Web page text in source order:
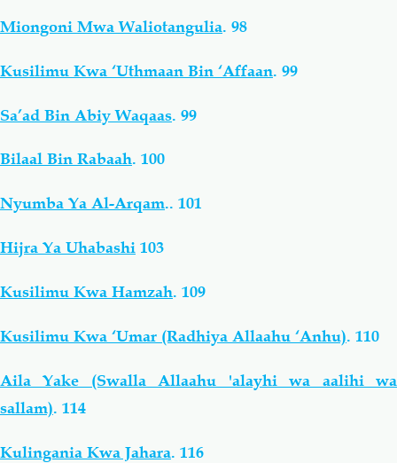
Miongoni Mwa Waliotangulia. 98
Kusilimu Kwa ‘Uthmaan Bin ‘Affaan. 99
Sa’ad Bin Abiy Waqaas. 99
Bilaal Bin Rabaah. 100
Nyumba Ya Al-Arqam.. 101
Hijra Ya Uhabashi 103
Kusilimu Kwa Hamzah. 109
Kusilimu Kwa ‘Umar (Radhiya Allaahu ‘Anhu). 110
Aila Yake (Swalla Allaahu 'alayhi wa aalihi wa
sallam). 114
Kulingania Kwa Jahara. 116